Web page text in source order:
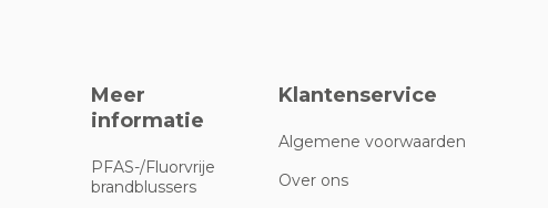
Meer
informatie
PFAS-/Fluorvrije
brandblussers
Klantenservice
Algemene voorwaarden
Over ons